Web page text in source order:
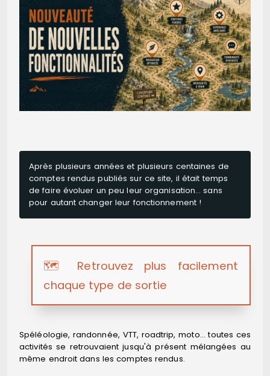
Après plusieurs années et plusieurs centaines de
comptes rendus publiés sur ce site, il était temps
de faire évoluer un peu leur organisation… sans
pour autant changer leur fonctionnement !
🗺️ Retrouvez plus facilement
chaque type de sortie
Spéléologie, randonnée, VTT, roadtrip, moto… toutes ces
activités se retrouvaient jusqu'à présent mélangées au
même endroit dans les comptes rendus.